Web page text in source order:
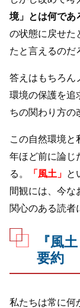
境」とは何であ
の状態に戻せた
たと言えるのだ
答えはもちろん
環境の保護を追
ちの関わり方の
この自然環境と
年ほど前に論じ
る。
「風土」 と
間観には、今な
関心のある読者
『風
要約
私たちは常に何